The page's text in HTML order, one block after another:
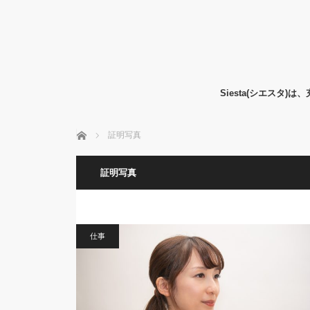
Siesta(シエスタ)は、
ホーム 証明写真
証明写真
仕事